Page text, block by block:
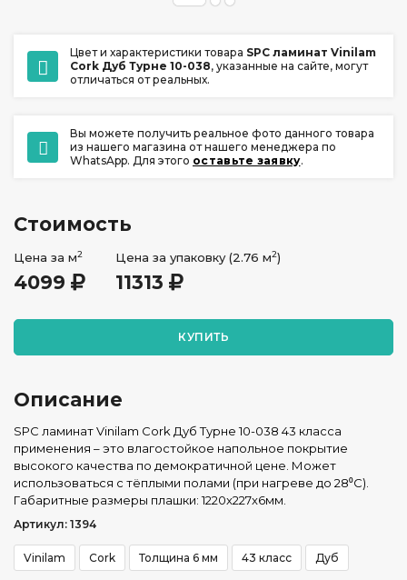
Цвет и характеристики товара SPC ламинат Vinilam
Cork Дуб Турне 10-038, указанные на сайте, могут
отличаться от реальных.
Вы можете получить реальное фото данного товара
из нашего магазина от нашего менеджера по
WhatsApp. Для этого оставьте заявку.
Стоимость
Цена за м2
4099
Цена за упаковку (2.76 м2)
11313
КУПИТЬ
Описание
SPC ламинат Vinilam Cork Дуб Турне 10-038 43 класса
применения – это влагостойкое напольное покрытие
высокого качества по демократичной цене. Может
использоваться с тёплыми полами (при нагреве до 28⁰С).
Габаритные размеры плашки: 1220x227x6мм.
Артикул: 1394
Vinilam Cork Толщина 6 мм 43 класс Дуб